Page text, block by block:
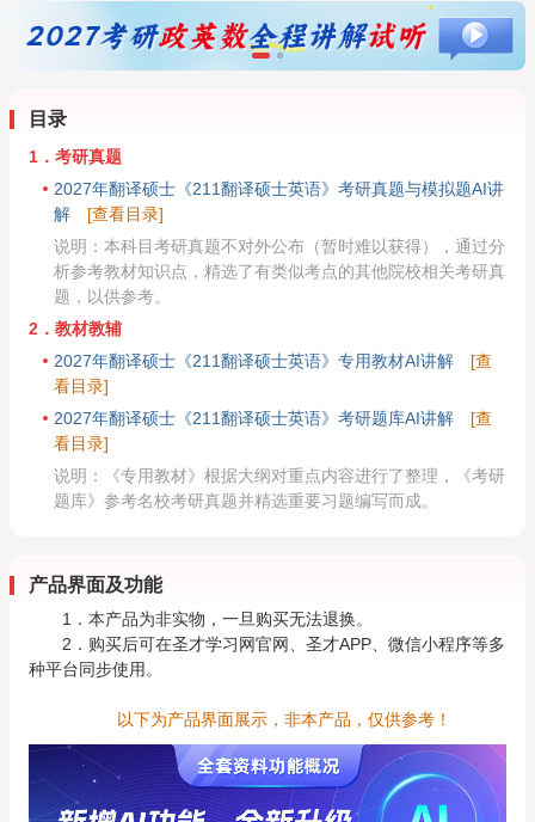
目录
1．考研真题
2027年翻译硕士《211翻译硕士英语》考研真题与模拟题AI讲
解
[查看目录]
说明：本科目考研真题不对外公布（暂时难以获得），通过分
析参考教材知识点，精选了有类似考点的其他院校相关考研真
题，以供参考。
2．教材教辅
2027年翻译硕士《211翻译硕士英语》专用教材AI讲解
[查
看目录]
2027年翻译硕士《211翻译硕士英语》考研题库AI讲解
[查
看目录]
说明：《专用教材》根据大纲对重点内容进行了整理，《考研
题库》参考名校考研真题并精选重要习题编写而成。
产品界面及功能
1．本产品为非实物，一旦购买无法退换。
2．购买后可在圣才学习网官网、圣才APP、微信小程序等多
种平台同步使用。
以下为产品界面展示，非本产品，仅供参考！